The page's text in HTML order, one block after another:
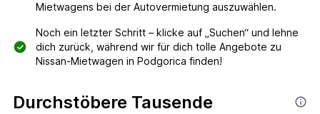
Mietwagens bei der Autovermietung auszuwählen.
Noch ein letzter Schritt – klicke auf „Suchen“ und lehne
dich zurück, während wir für dich tolle Angebote zu
Nissan-Mietwagen in Podgorica finden!
Durchstöbere Tausende